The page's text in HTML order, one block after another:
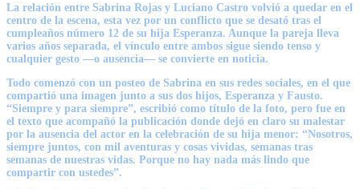
La relación entre Sabrina Rojas y Luciano Castro volvió a quedar en el
centro de la escena, esta vez por un conflicto que se desató tras el
cumpleaños número 12 de su hija Esperanza. Aunque la pareja lleva
varios años separada, el vínculo entre ambos sigue siendo tenso y
cualquier gesto —o ausencia— se convierte en noticia.
Todo comenzó con un posteo de Sabrina en sus redes sociales, en el que
compartió una imagen junto a sus dos hijos, Esperanza y Fausto.
“Siempre y para siempre”, escribió como título de la foto, pero fue en
el texto que acompañó la publicación donde dejó en claro su malestar
por la ausencia del actor en la celebración de su hija menor: “Nosotros,
siempre juntos, con mil aventuras y cosas vividas, semanas tras
semanas de nuestras vidas. Porque no hay nada más lindo que
compartir con ustedes”.